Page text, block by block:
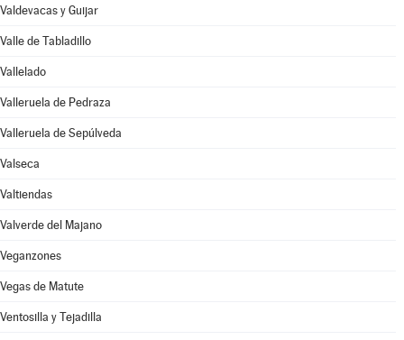
Valdevacas y Guijar
Valle de Tabladillo
Vallelado
Valleruela de Pedraza
Valleruela de Sepúlveda
Valseca
Valtiendas
Valverde del Majano
Veganzones
Vegas de Matute
Ventosilla y Tejadilla